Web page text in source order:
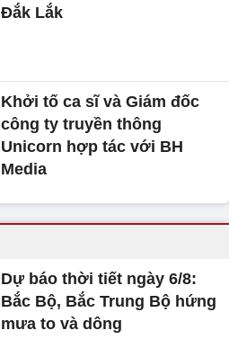
Đắk Lắk
Khởi tố ca sĩ và Giám đốc
công ty truyền thông
Unicorn hợp tác với BH
Media
Dự báo thời tiết ngày 6/8:
Bắc Bộ, Bắc Trung Bộ hứng
mưa to và dông